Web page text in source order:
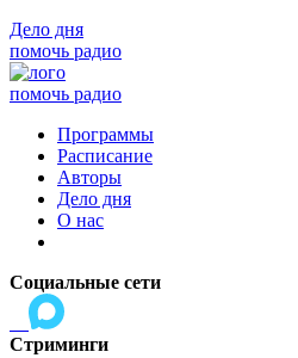
Дело дня
помочь радио
помочь радио
Программы
Расписание
Авторы
Дело дня
О нас
Социальные сети
Стриминги